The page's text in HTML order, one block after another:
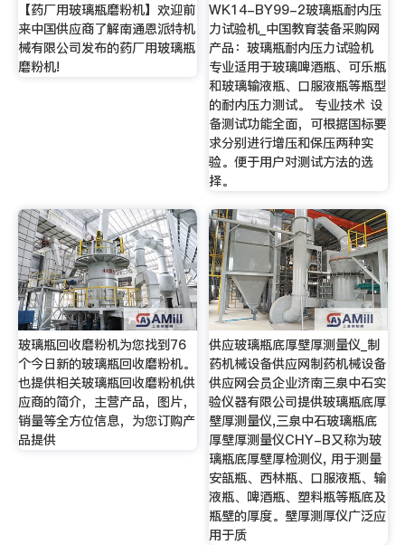
【药厂用玻璃瓶磨粉机】欢迎前
来中国供应商了解南通恩派特机
械有限公司发布的药厂用玻璃瓶
磨粉机!
WK14-BY99-2玻璃瓶耐内压
力试验机_中国教育装备采购网
产品：玻璃瓶耐内压力试验机
专业适用于玻璃啤酒瓶、可乐瓶
和玻璃输液瓶、口服液瓶等瓶型
的耐内压力测试。 专业技术 设
备测试功能全面，可根据国标要
求分别进行增压和保压两种实
验。便于用户对测试方法的选
择。
玻璃瓶回收磨粉机为您找到76
个今日新的玻璃瓶回收磨粉机。
也提供相关玻璃瓶回收磨粉机供
应商的简介，主营产品，图片，
销量等全方位信息，为您订购产
品提供
供应玻璃瓶底厚壁厚测量仪_制
药机械设备供应网制药机械设备
供应网会员企业济南三泉中石实
验仪器有限公司提供玻璃瓶底厚
壁厚测量仪,三泉中石玻璃瓶底
厚壁厚测量仪CHY-B又称为玻
璃瓶底厚壁厚检测仪, 用于测量
安瓿瓶、西林瓶、口服液瓶、输
液瓶、啤酒瓶、塑料瓶等瓶底及
瓶壁的厚度。壁厚测厚仪广泛应
用于质